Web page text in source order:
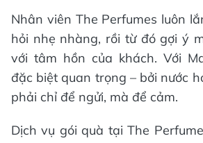
Nhân viên The Perfumes luôn
hỏi nhẹ nhàng, rồi từ đó gợi ý
với tâm hồn của khách. Với
đặc biệt quan trọng – bởi nước
phải chỉ để ngửi, mà để cảm.
Dịch vụ gói quà tại The